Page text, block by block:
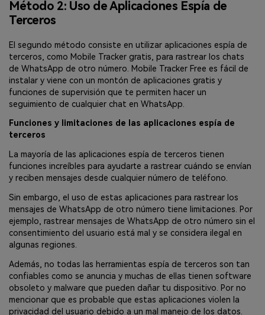
Método 2: Uso de Aplicaciones Espía de
Terceros
El segundo método consiste en utilizar aplicaciones espía de
terceros, como Mobile Tracker gratis, para rastrear los chats
de WhatsApp de otro número. Mobile Tracker Free es fácil de
instalar y viene con un montón de aplicaciones gratis y
funciones de supervisión que te permiten hacer un
seguimiento de cualquier chat en WhatsApp.
Funciones y limitaciones de las aplicaciones espía de
terceros
La mayoría de las aplicaciones espía de terceros tienen
funciones increíbles para ayudarte a rastrear cuándo se envían
y reciben mensajes desde cualquier número de teléfono.
Sin embargo, el uso de estas aplicaciones para rastrear los
mensajes de WhatsApp de otro número tiene limitaciones. Por
ejemplo, rastrear mensajes de WhatsApp de otro número sin el
consentimiento del usuario está mal y se considera ilegal en
algunas regiones.
Además, no todas las herramientas espía de terceros son tan
confiables como se anuncia y muchas de ellas tienen software
obsoleto y malware que pueden dañar tu dispositivo. Por no
mencionar que es probable que estas aplicaciones violen la
privacidad del usuario debido a un mal manejo de los datos.